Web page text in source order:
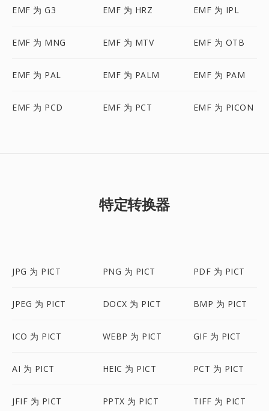
EMF 为 G3 EMF 为 HRZ EMF 为 IPL
EMF 为 MNG EMF 为 MTV EMF 为 OTB
EMF 为 PAL EMF 为 PALM EMF 为 PAM
EMF 为 PCD EMF 为 PCT EMF 为 PICON
特定转换器
JPG 为 PICT PNG 为 PICT PDF 为 PICT
JPEG 为 PICT DOCX 为 PICT BMP 为 PICT
ICO 为 PICT WEBP 为 PICT GIF 为 PICT
AI 为 PICT HEIC 为 PICT PCT 为 PICT
JFIF 为 PICT PPTX 为 PICT TIFF 为 PICT